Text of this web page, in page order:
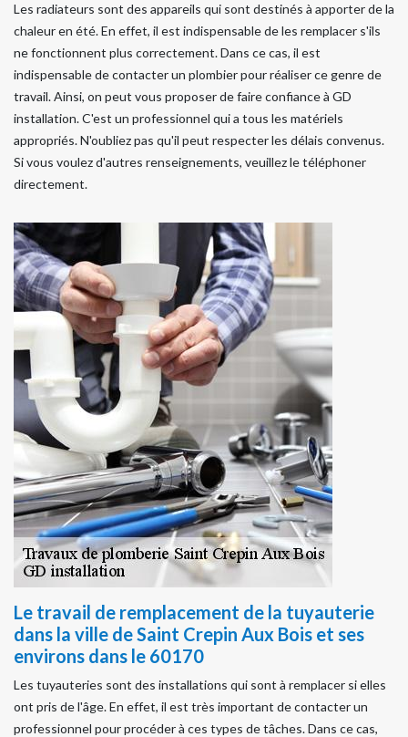
Les radiateurs sont des appareils qui sont destinés à apporter de la
chaleur en été. En effet, il est indispensable de les remplacer s'ils
ne fonctionnent plus correctement. Dans ce cas, il est
indispensable de contacter un plombier pour réaliser ce genre de
travail. Ainsi, on peut vous proposer de faire confiance à GD
installation. C'est un professionnel qui a tous les matériels
appropriés. N'oubliez pas qu'il peut respecter les délais convenus.
Si vous voulez d'autres renseignements, veuillez le téléphoner
directement.
Le travail de remplacement de la tuyauterie
dans la ville de Saint Crepin Aux Bois et ses
environs dans le 60170
Les tuyauteries sont des installations qui sont à remplacer si elles
ont pris de l'âge. En effet, il est très important de contacter un
professionnel pour procéder à ces types de tâches. Dans ce cas,